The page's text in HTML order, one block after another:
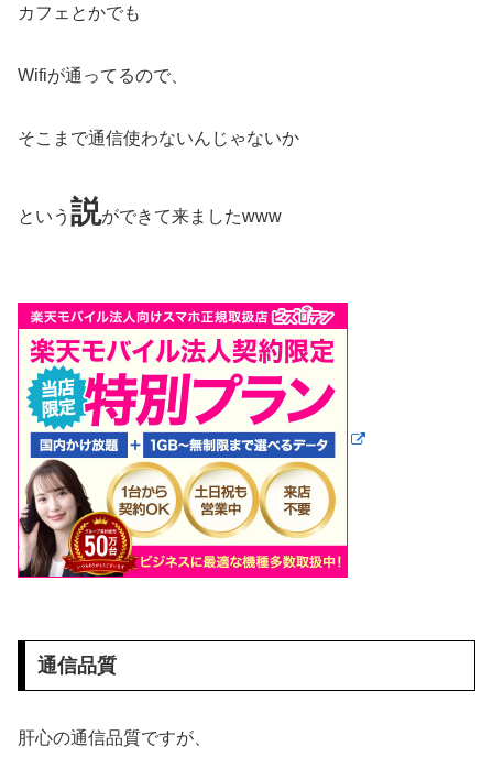
カフェとかでも
Wifiが通ってるので、
そこまで通信使わないんじゃないか
という 説ができて来ましたwww
通信品質
肝心の通信品質ですが、